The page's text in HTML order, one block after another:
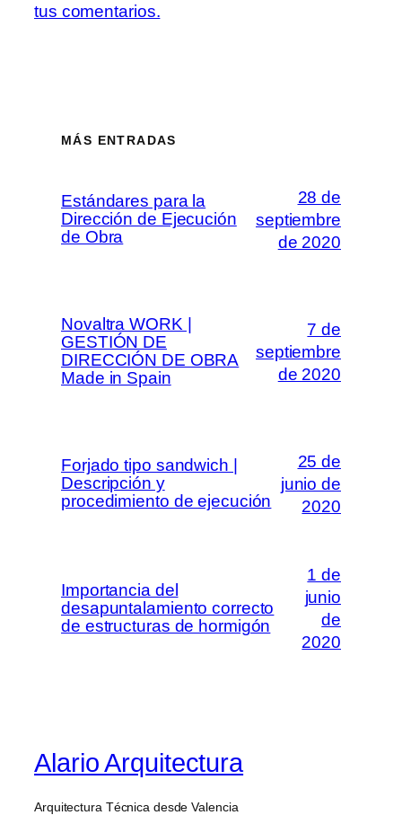
tus comentarios.
MÁS ENTRADAS
Estándares para la
Dirección de Ejecución
de Obra
28 de
septiembre
de 2020
Novaltra WORK |
GESTIÓN DE
DIRECCIÓN DE OBRA
Made in Spain
7 de
septiembre
de 2020
Forjado tipo sandwich |
Descripción y
procedimiento de ejecución
25 de
junio de
2020
Importancia del
desapuntalamiento correcto
de estructuras de hormigón
1 de
junio
de
2020
Alario Arquitectura
Arquitectura Técnica desde Valencia